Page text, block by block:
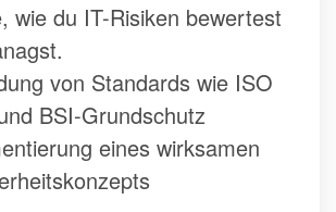
wie du IT-Risiken bewertest
von Standards wie ISO
BSI-Grundschutz
eines wirksamen